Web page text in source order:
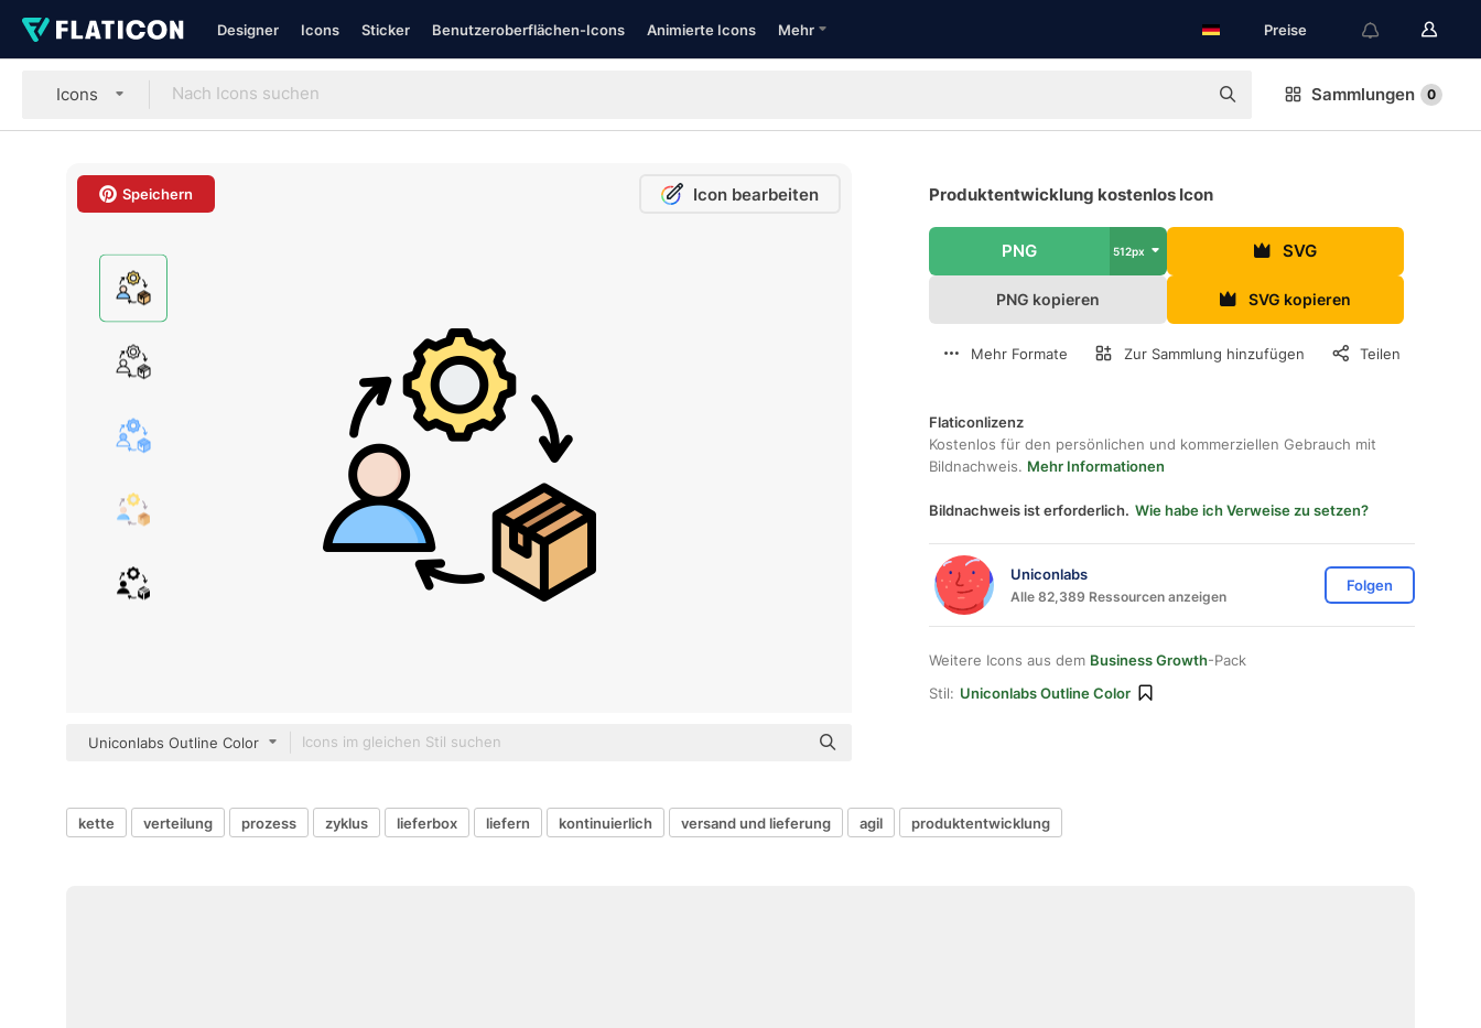
Designer Icons Sticker Benutzeroberflächen-Icons Animierte Icons Mehr Preise
Icons Sammlungen 0
Speichern Icon bearbeiten
Uniconlabs Outline Color
Produktentwicklung kostenlos Icon
PNG 512px SVG
PNG kopieren SVG kopieren
Mehr Formate Zur Sammlung hinzufügen Teilen
Flaticonlizenz
Kostenlos für den persönlichen und kommerziellen Gebrauch mit
Bildnachweis. Mehr Informationen
Bildnachweis ist erforderlich. Wie habe ich Verweise zu setzen?
Uniconlabs
Alle 82,389 Ressourcen anzeigen
Folgen
Weitere Icons aus dem Business Growth-Pack
Stil: Uniconlabs Outline Color
kette verteilung prozess zyklus lieferbox liefern kontinuierlich versand und lieferung agil produktentwicklung